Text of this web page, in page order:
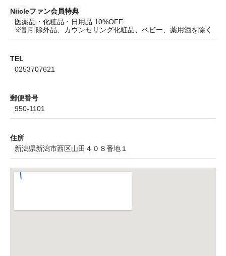
Niicleファン会員特典
医薬品・化粧品・日用品 10%OFF
※割引除外品、カウンセリング化粧品、ベビー、薬用酒を除く
TEL
0253707621
郵便番号
950-1101
住所
新潟県新潟市西区山田４０８番地１